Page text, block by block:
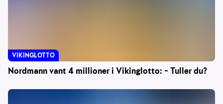
Nordmann vant 4 millioner i Vikinglotto: – Tuller du?
VIKINGLOTTO